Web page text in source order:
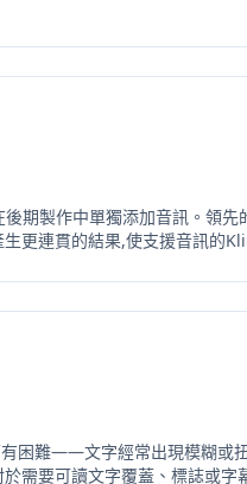
期製作中單獨添加音訊。領
更連貫的結果,使支援音訊的
困難——文字經常出現模糊或
需要可讀文字覆蓋、標誌或